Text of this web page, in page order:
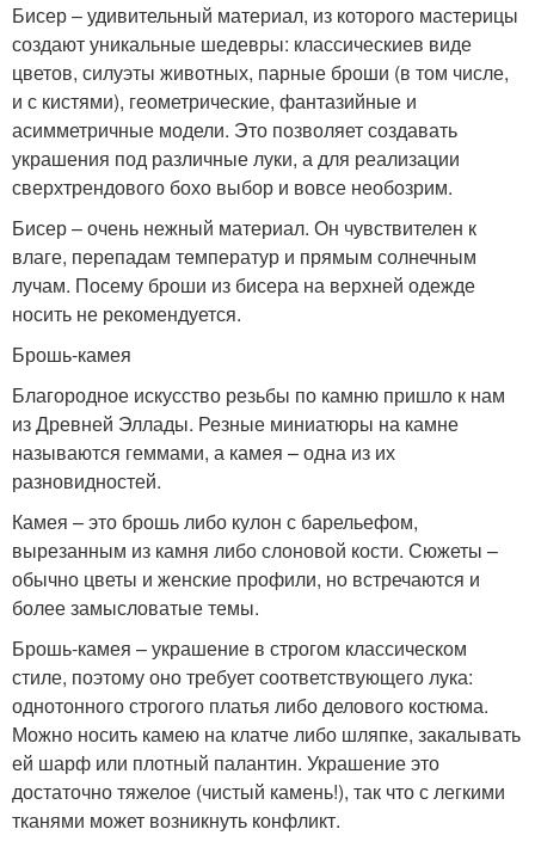
Бисер – удивительный материал, из которого мастерицы
создают уникальные шедевры: классическиев виде
цветов, силуэты животных, парные броши (в том числе,
и с кистями), геометрические, фантазийные и
асимметричные модели. Это позволяет создавать
украшения под различные луки, а для реализации
сверхтрендового бохо выбор и вовсе необозрим.
Бисер – очень нежный материал. Он чувствителен к
влаге, перепадам температур и прямым солнечным
лучам. Посему броши из бисера на верхней одежде
носить не рекомендуется.
Брошь-камея
Благородное искусство резьбы по камню пришло к нам
из Древней Эллады. Резные миниатюры на камне
называются геммами, а камея – одна из их
разновидностей.
Камея – это брошь либо кулон с барельефом,
вырезанным из камня либо слоновой кости. Сюжеты –
обычно цветы и женские профили, но встречаются и
более замысловатые темы.
Брошь-камея – украшение в строгом классическом
стиле, поэтому оно требует соответствующего лука:
однотонного строгого платья либо делового костюма.
Можно носить камею на клатче либо шляпке, закалывать
ей шарф или плотный палантин. Украшение это
достаточно тяжелое (чистый камень!), так что с легкими
тканями может возникнуть конфликт.